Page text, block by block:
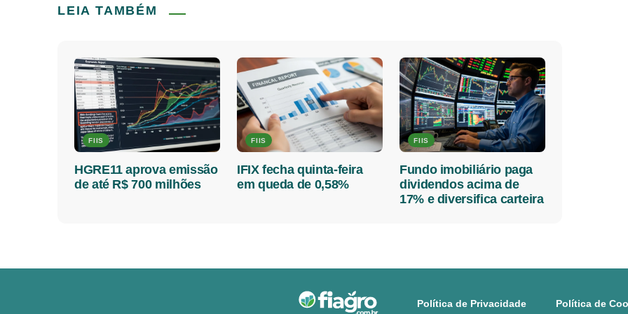
LEIA TAMBÉM
FIIS
HGRE11 aprova emissão
de até R$ 700 milhões
FIIS
IFIX fecha quinta-feira
em queda de 0,58%
FIIS
Fundo imobiliário paga
dividendos acima de
17% e diversifica carteira
Política de Privacidade Política de